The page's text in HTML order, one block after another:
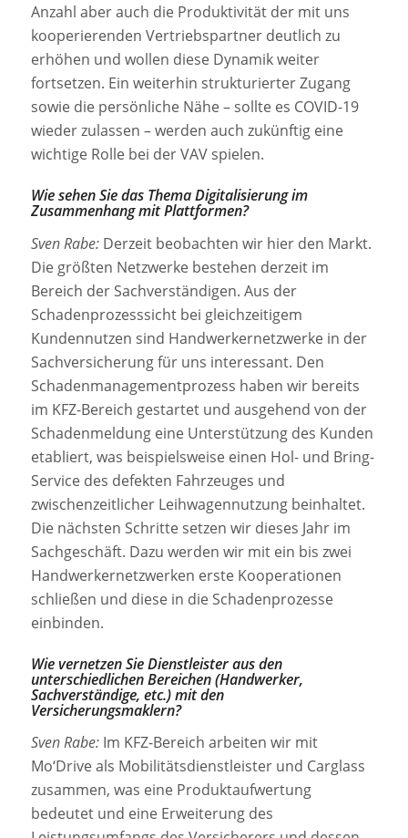
Anzahl aber auch die Produktivität der mit uns
kooperierenden Vertriebspartner deutlich zu
erhöhen und wollen diese Dynamik weiter
fortsetzen. Ein weiterhin strukturierter Zugang
sowie die persönliche Nähe – sollte es COVID-19
wieder zulassen – werden auch zukünftig eine
wichtige Rolle bei der VAV spielen.
Wie sehen Sie das Thema Digitalisierung im
Zusammenhang mit Plattformen?
Sven Rabe:Derzeit beobachten wir hier den Markt.
Die größten Netzwerke bestehen derzeit im
Bereich der Sachverständigen. Aus der
Schadenprozesssicht bei gleichzeitigem
Kundennutzen sind Handwerkernetzwerke in der
Sachversicherung für uns interessant. Den
Schadenmanagementprozess haben wir bereits
im KFZ-Bereich gestartet und ausgehend von der
Schadenmeldung eine Unterstützung des Kunden
etabliert, was beispielsweise einen Hol- und Bring-
Service des defekten Fahrzeuges und
zwischenzeitlicher Leihwagennutzung beinhaltet.
Die nächsten Schritte setzen wir dieses Jahr im
Sachgeschäft. Dazu werden wir mit ein bis zwei
Handwerkernetzwerken erste Kooperationen
schließen und diese in die Schadenprozesse
einbinden.
Wie vernetzen Sie Dienstleister aus den
unterschiedlichen Bereichen (Handwerker,
Sachverständige, etc.) mit den
Versicherungsmaklern?
Sven Rabe:Im KFZ-Bereich arbeiten wir mit
Mo‘Drive als Mobilitätsdienstleister und Carglass
zusammen, was eine Produktaufwertung
bedeutet und eine Erweiterung des